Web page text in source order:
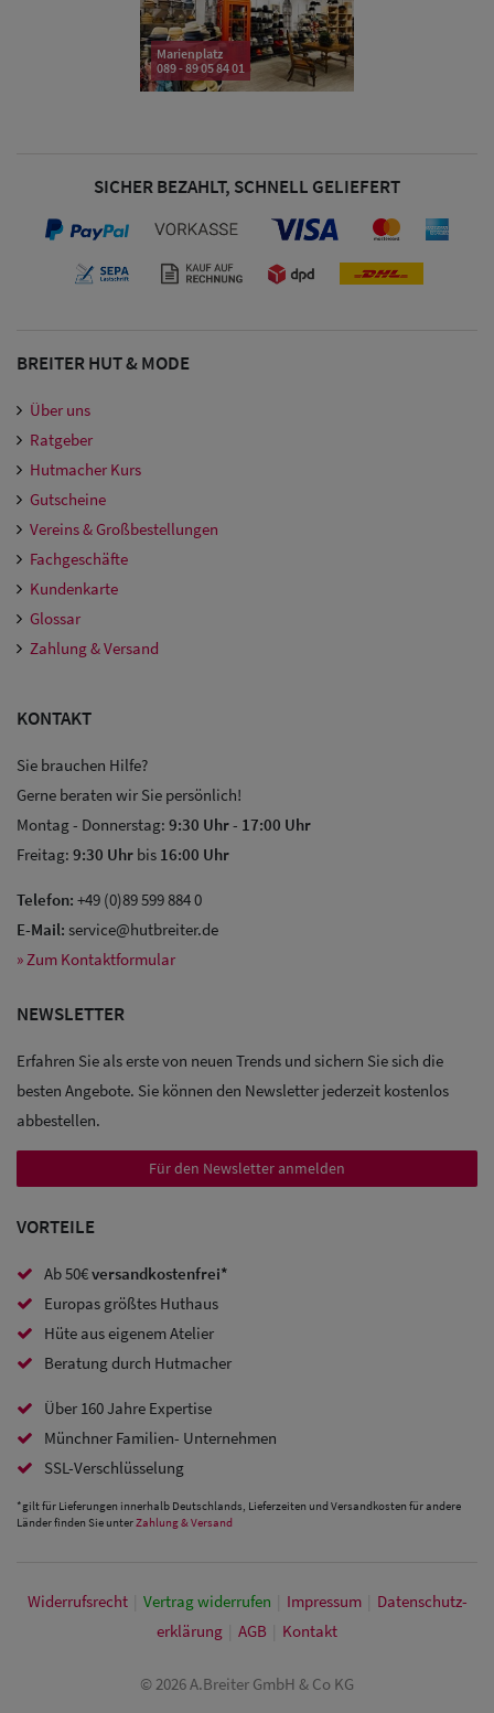
Sale: Caps
Sale:
Caps
Sale: Army
Caps
Sale:
Trucker
Caps
Sale: Caps
mit
Ohrenschutz
Marienplatz
089 - 89 05 84 01
SICHER BEZAHLT, SCHNELL GELIEFERT
BREITER HUT & MODE
Über uns
Ratgeber
Hutmacher Kurs
Gutscheine
Vereins & Großbestellungen
Fachgeschäfte
Kundenkarte
Glossar
Zahlung & Versand
KONTAKT
Sie brauchen Hilfe?
Gerne beraten wir Sie persönlich!
Montag - Donnerstag: 9:30 Uhr- 17:00 Uhr
Freitag: 9:30 Uhr bis 16:00 Uhr
Telefon: +49 (0)89 599 884 0
E-Mail: service@hutbreiter.de
» Zum Kontaktformular
NEWSLETTER
Erfahren Sie als erste von neuen Trends und sichern Sie sich die
besten Angebote. Sie können den Newsletter jederzeit kostenlos
abbestellen.
Für den Newsletter anmelden
VORTEILE
Ab 50€versandkostenfrei*
Europas größtes Huthaus
Hüte aus eigenem Atelier
Beratung durch Hutmacher
Über 160 Jahre Expertise
Münchner Familien- Unternehmen
SSL-Verschlüsselung
*gilt für Lieferungen innerhalb Deutschlands, Lieferzeiten und Versandkosten für andere
Länder finden Sie unterZahlung & Versand
Widerrufs­recht Vertrag widerrufen Impressum
Daten­schutz­
erklärung
AGB Kontakt
© 2026 A.Breiter GmbH & Co KG